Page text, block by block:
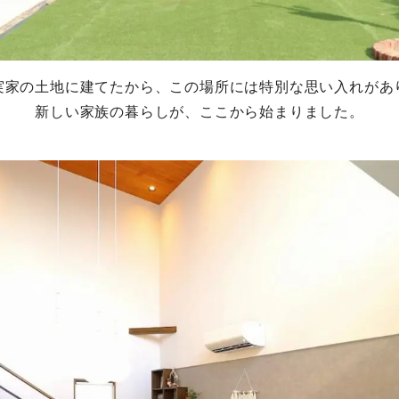
家の土地に建てたから、この場所には特別な思い入れがあ
新しい家族の暮らしが、ここから始まりました。